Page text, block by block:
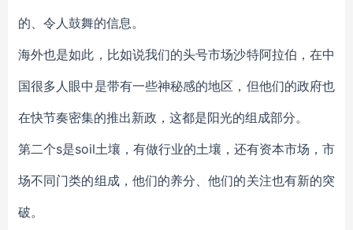
的、令人鼓舞的信息。
海外也是如此，比如说我们的头号市场沙特阿拉伯，在中
国很多人眼中是带有一些神秘感的地区，但他们的政府也
在快节奏密集的推出新政，这都是阳光的组成部分。
第二个s是soil土壤，有做行业的土壤，还有资本市场，市
场不同门类的组成，他们的养分、他们的关注也有新的突
破。